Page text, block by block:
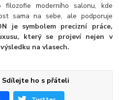
moderního salonu, kde
sama na sebe, ale podporuje
je symbolem precizní práce,
který se projeví nejen v
na vlasech.
Sdílejte ho s přáteli